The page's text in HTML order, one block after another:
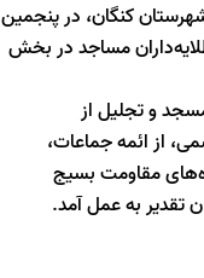
کنگان، در پنجمین
مساجد در بخش
و تجلیل از
از ائمه جماعات،
مقاومت بسیج
به عمل آمد.